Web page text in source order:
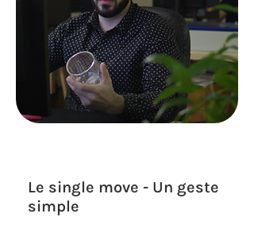
Le single move - Un geste
simple